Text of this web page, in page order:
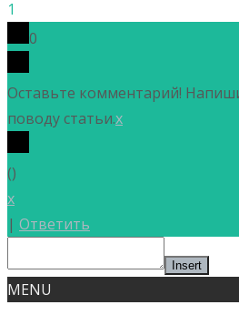
1
0
Оставьте комментарий!
поводу статьи.x
()
x
| Ответить
Insert
MENU